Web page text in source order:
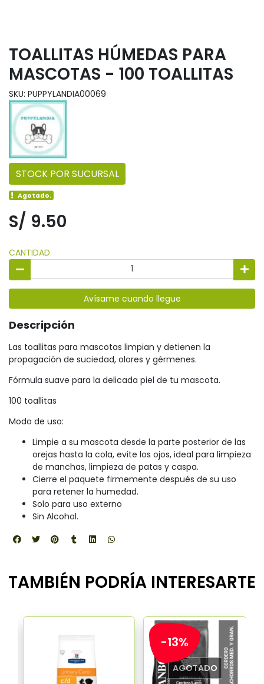
TOALLITAS HÚMEDAS PARA
MASCOTAS - 100 TOALLITAS
SKU: PUPPYLANDIA00069
STOCK POR SUCURSAL
Agotado.
S/ 9.50
CANTIDAD
Avísame cuando llegue
Descripción
Las toallitas para mascotas limpian y detienen la
propagación de suciedad, olores y gérmenes.
Fórmula suave para la delicada piel de tu mascota.
100 toallitas
Modo de uso:
Limpie a su mascota desde la parte posterior de las
orejas hasta la cola, evite los ojos, ideal para limpieza
de manchas, limpieza de patas y caspa.
Cierre el paquete firmemente después de su uso
para retener la humedad.
Solo para uso externo
Sin Alcohol.
TAMBIÉN PODRÍA INTERESARTE
-13%
AGOTADO